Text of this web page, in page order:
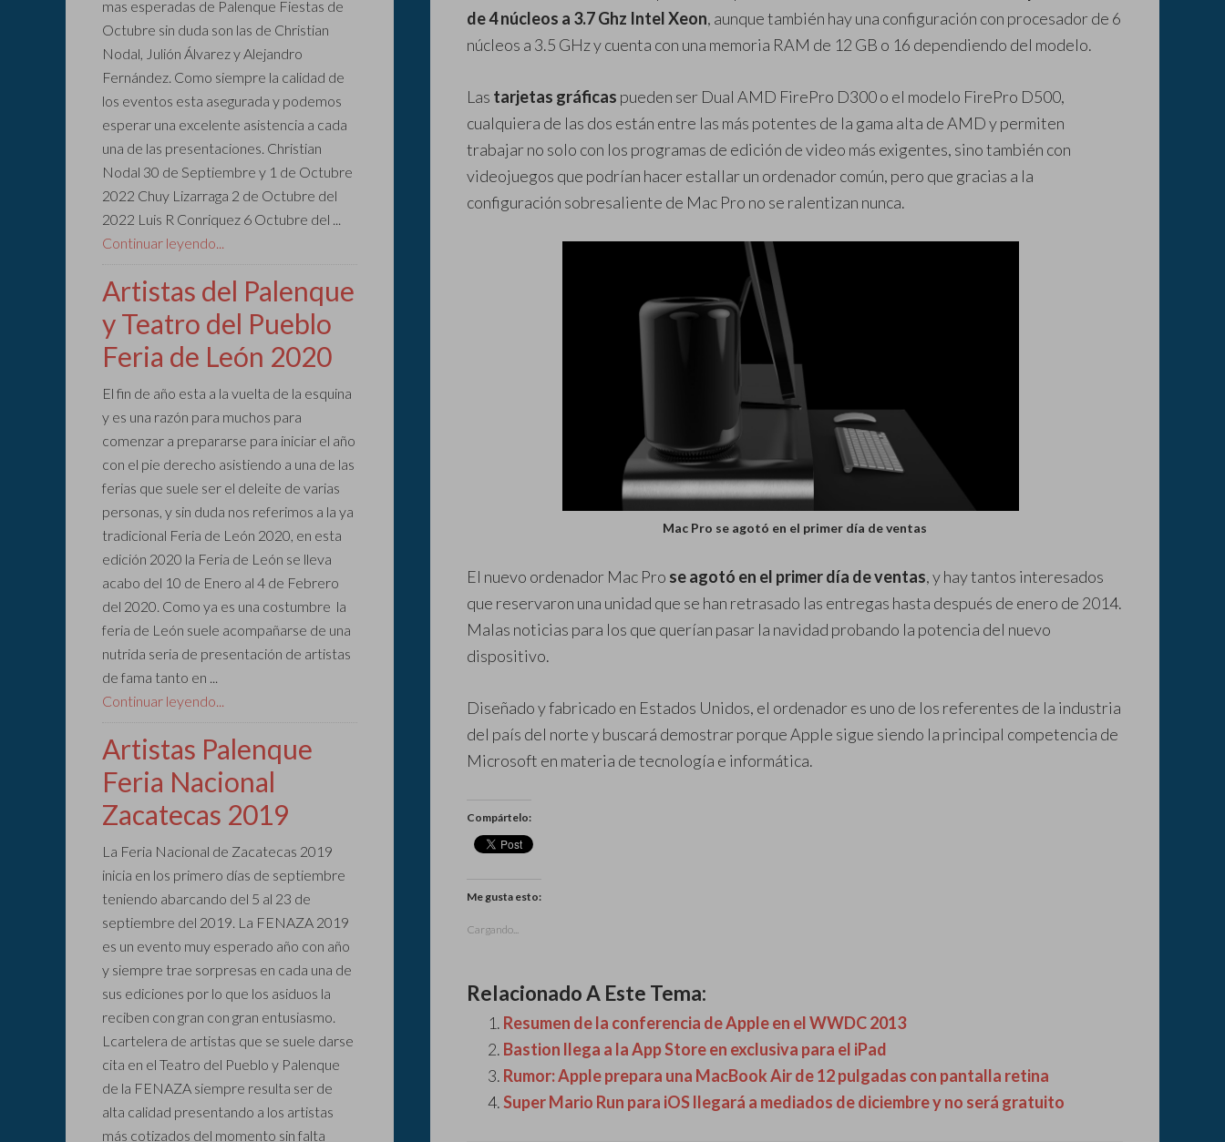
de 4 núcleos a 3.7 Ghz Intel Xeon, aunque también hay una configuración con procesador de 6
núcleos a 3.5 GHz y cuenta con una memoria RAM de 12 GB o 16 dependiendo del modelo.
Las tarjetas gráficas pueden ser Dual AMD FirePro D300 o el modelo FirePro D500,
cualquiera de las dos están entre las más potentes de la gama alta de AMD y permiten
trabajar no solo con los programas de edición de video más exigentes, sino también con
videojuegos que podrían hacer estallar un ordenador común, pero que gracias a la
configuración sobresaliente de Mac Pro no se ralentizan nunca.
Mac Pro se agotó en el primer día de ventas
El nuevo ordenador Mac Pro se agotó en el primer día de ventas, y hay tantos interesados
que reservaron una unidad que se han retrasado las entregas hasta después de enero de 2014.
Malas noticias para los que querían pasar la navidad probando la potencia del nuevo
dispositivo.
Diseñado y fabricado en Estados Unidos, el ordenador es uno de los referentes de la industria
del país del norte y buscará demostrar porque Apple sigue siendo la principal competencia de
Microsoft en materia de tecnología e informática.
Compártelo:
Me gusta esto:
Cargando...
Relacionado A Este Tema:
Resumen de la conferencia de Apple en el WWDC 2013
Bastion llega a la App Store en exclusiva para el iPad
Rumor: Apple prepara una MacBook Air de 12 pulgadas con pantalla retina
Super Mario Run para iOS llegará a mediados de diciembre y no será gratuito
mas esperadas de Palenque Fiestas de
Octubre sin duda son las de Christian
Nodal, Julión Álvarez y Alejandro
Fernández. Como siempre la calidad de
los eventos esta asegurada y podemos
esperar una excelente asistencia a cada
una de las presentaciones. Christian
Nodal 30 de Septiembre y 1 de Octubre
2022 Chuy Lizarraga 2 de Octubre del
2022 Luis R Conriquez 6 Octubre del ...
Continuar leyendo...
Artistas del Palenque
y Teatro del Pueblo
Feria de León 2020
El fin de año esta a la vuelta de la esquina
y es una razón para muchos para
comenzar a prepararse para iniciar el año
con el pie derecho asistiendo a una de las
ferias que suele ser el deleite de varias
personas, y sin duda nos referimos a la ya
tradicional Feria de León 2020, en esta
edición 2020 la Feria de León se lleva
acabo del 10 de Enero al 4 de Febrero
del 2020. Como ya es una costumbre la
feria de León suele acompañarse de una
nutrida seria de presentación de artistas
de fama tanto en ...
Continuar leyendo...
Artistas Palenque
Feria Nacional
Zacatecas 2019
La Feria Nacional de Zacatecas 2019
inicia en los primero días de septiembre
teniendo abarcando del 5 al 23 de
septiembre del 2019. La FENAZA 2019
es un evento muy esperado año con año
y siempre trae sorpresas en cada una de
sus ediciones por lo que los asiduos la
reciben con gran con gran entusiasmo.
Lcartelera de artistas que se suele darse
cita en el Teatro del Pueblo y Palenque
de la FENAZA siempre resulta ser de
alta calidad presentando a los artistas
más cotizados del momento sin falta